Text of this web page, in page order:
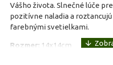
Vášho života. Slnečné lúče
pozitívne naladia a
farebnými svetielkami.
Rozmer: 14x14cm